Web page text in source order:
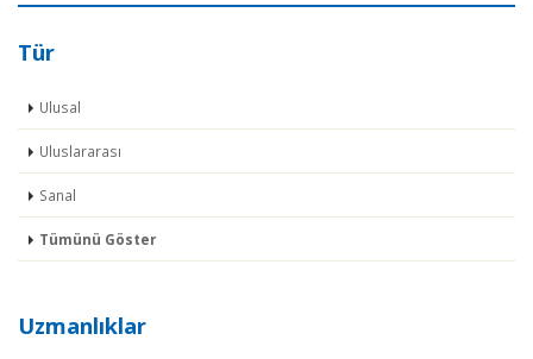
Tür
Ulusal
Uluslararası
Sanal
Tümünü Göster
Uzmanlıklar